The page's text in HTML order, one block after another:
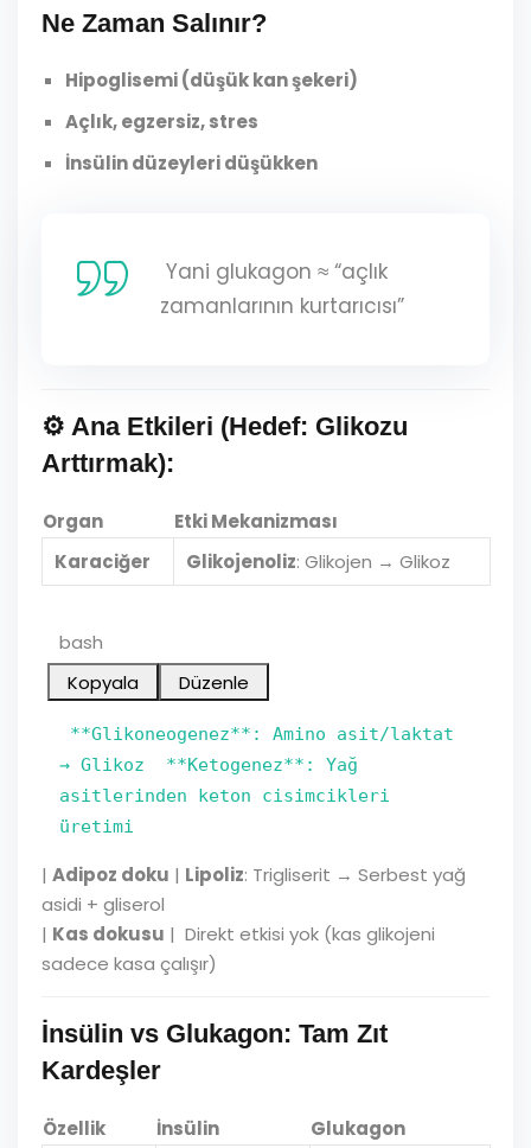
Ne Zaman Salınır?
Hipoglisemi (düşük kan şekeri)
Açlık, egzersiz, stres
İnsülin düzeyleri düşükken
Yani glukagon ≈ “açlık
zamanlarının kurtarıcısı”
⚙️ Ana Etkileri (Hedef: Glikozu
Arttırmak):
Organ
Etki Mekanizması
Karaciğer
Glikojenoliz: Glikojen → Glikoz
bash
Kopyala
Düzenle
**Glikoneogenez**: Amino asit/laktat
→ Glikoz **Ketogenez**: Yağ
asitlerinden keton cisimcikleri
üretimi
| Adipoz doku | Lipoliz: Trigliserit → Serbest yağ
asidi + gliserol
| Kas dokusu | Direkt etkisi yok (kas glikojeni
sadece kasa çalışır)
İnsülin vs Glukagon: Tam Zıt
Kardeşler
Özellik İnsülin
Glukagon